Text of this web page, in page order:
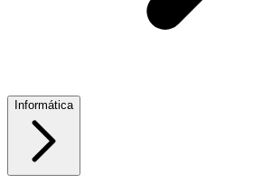
Informática